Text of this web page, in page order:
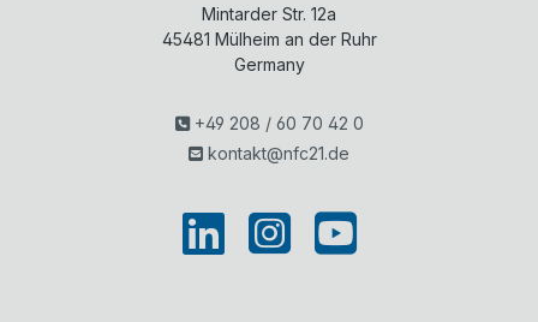
Mintarder Str. 12a
45481 Mülheim an der Ruhr
Germany
+49 208 / 60 70 42 0
kontakt@nfc21.de